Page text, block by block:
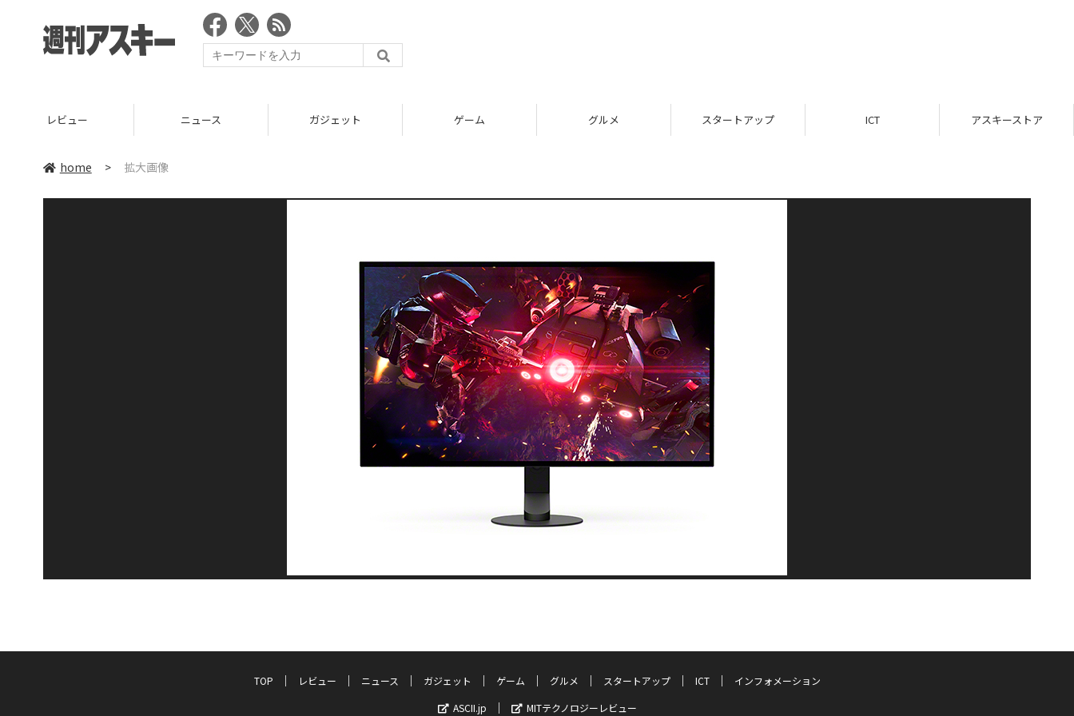
レビュー ニュース ガジェット ゲーム グルメ スタートアップ ICT アスキーストア
home > 拡大画像
TOP レビュー ニュース ガジェット ゲーム グルメ スタートアップ ICT
インフォメーション
ASCII.jp
MITテクノロジーレビュー